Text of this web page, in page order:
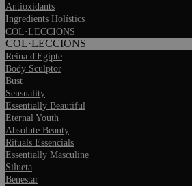
Antioxidants
Ingredients Holístics
COL·LECCIONS
COL·LECCIONS
Reina d'Egipte
Body Sculptor
Bust
Sensuality
Essentially Beautiful
Eternal Youth
Absolute Beauty
Rituals Essencials
Essentially Masculine
Silueta
Benestar